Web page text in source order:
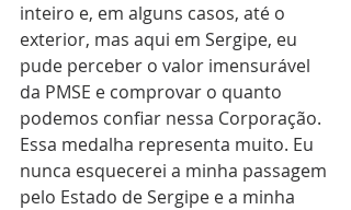
inteiro e, em alguns casos, até o
exterior, mas aqui em Sergipe, eu
pude perceber o valor imensurável
da PMSE e comprovar o quanto
podemos confiar nessa Corporação.
Essa medalha representa muito. Eu
nunca esquecerei a minha passagem
pelo Estado de Sergipe e a minha